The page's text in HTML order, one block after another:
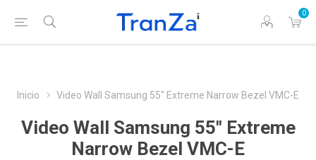
0
Inicio Video Wall Samsung 55" Extreme Narrow Bezel VMC-E
Video Wall Samsung 55" Extreme
Narrow Bezel VMC-E